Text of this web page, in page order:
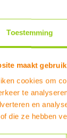
Toestemming
maakt
cookies om
te
en
die ze hebben
product
reviews
EEN REVIEW